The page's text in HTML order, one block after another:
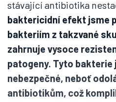
stávající antibiotika
baktericidní efekt jsme
bakteriím z takzvané
zahrnuje vysoce
patogeny. Tyto bakterie
nebezpečné, neboť
antibiotikům, což